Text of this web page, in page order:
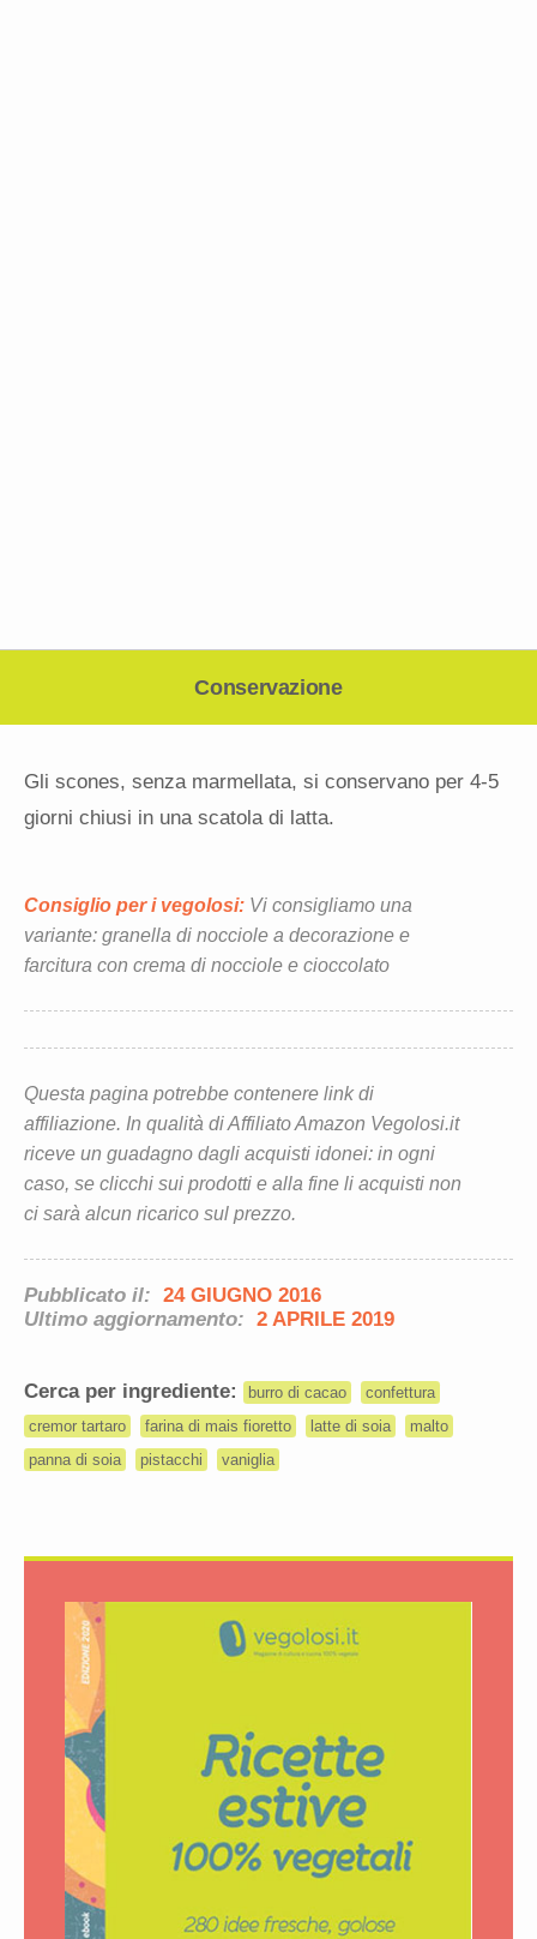
Conservazione
Gli scones, senza marmellata, si conservano per 4-5
giorni chiusi in una scatola di latta.
Consiglio per i vegolosi: Vi consigliamo una
variante: granella di nocciole a decorazione e
farcitura con crema di nocciole e cioccolato
Questa pagina potrebbe contenere link di
affiliazione. In qualità di Affiliato Amazon Vegolosi.it
riceve un guadagno dagli acquisti idonei: in ogni
caso, se clicchi sui prodotti e alla fine li acquisti non
ci sarà alcun ricarico sul prezzo.
Pubblicato il: 24 GIUGNO 2016
Ultimo aggiornamento: 2 APRILE 2019
Cerca per ingrediente: burro di cacao
confettura
cremor tartaro
farina di mais fioretto latte di soia
malto
panna di soia
pistacchi vaniglia